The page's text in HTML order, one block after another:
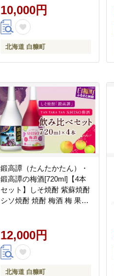
10,000円
北海道 白糠町
鍛高譚（たんたかたん）・
鍛高譚の梅酒[720ml]【4本
セット】しそ焼酎 紫蘇焼酎
シソ焼酎 焼酎 梅酒 梅 果実
ト 本格焼酎 定番焼酎 晩酌
_I012-0035
12,000円
北海道 白糠町